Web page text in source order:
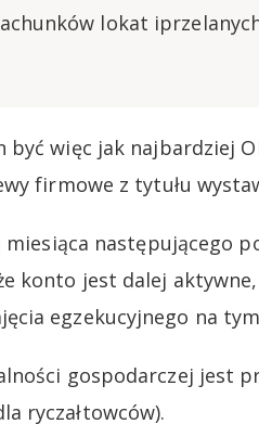
lokat
więc jak najbardziej
firmowe z tytułu
następującego
konto jest dalej
egzekucyjnego na
gospodarczej jest
ryczałtowców).